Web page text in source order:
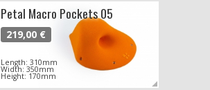
Petal Macro Pockets 05
219,00 €
Length: 310mm
Width: 350mm
Height: 170mm